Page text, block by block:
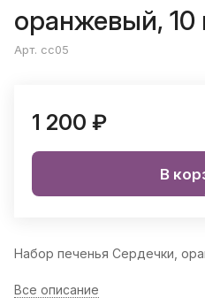
оранжевый,
Арт. cc05
1 200 ₽
В
Набор печенья Сердечки,
Все описание